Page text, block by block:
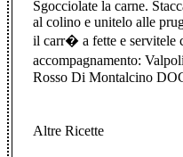
Sgocciolate la carne.
al colino e unitelo alle
il carr� a fette e servitele
accompagnamento:
Rosso Di Montalcino
Altre Ricette